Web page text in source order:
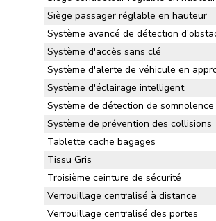
Siège passager réglable en hauteur
Système avancé de détection
Système d'accès sans clé
Système d'alerte de véhicule en
Système d'éclairage intelligent
Système de détection de somnolence
Système de prévention des collisions
Tablette cache bagages
Tissu Gris
Troisième ceinture de sécurité
Verrouillage centralisé à distance
Verrouillage centralisé des portes